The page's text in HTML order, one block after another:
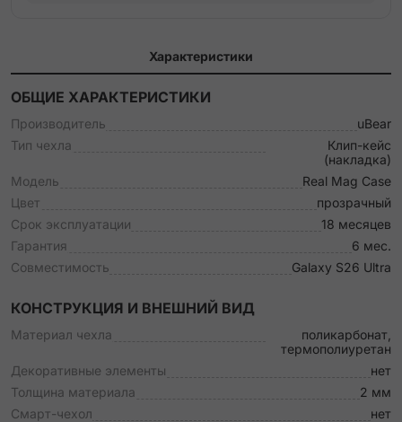
Характеристики
ОБЩИЕ ХАРАКТЕРИСТИКИ
Производитель
uBear
Тип чехла
Клип-кейс
(накладка)
Модель
Real Mag Case
Цвет
прозрачный
Срок эксплуатации
18 месяцев
Гарантия
6 мес.
Совместимость
Galaxy S26 Ultra
КОНСТРУКЦИЯ И ВНЕШНИЙ ВИД
Материал чехла
поликарбонат,
термополиуретан
Декоративные элементы
нет
Толщина материала
2 мм
Смарт-чехол
нет